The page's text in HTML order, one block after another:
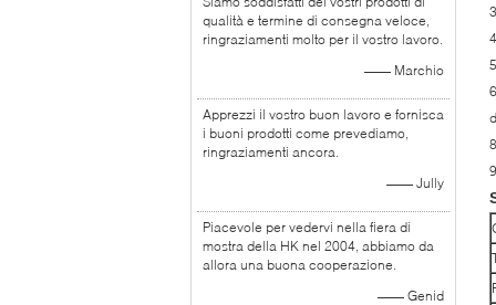
qualità e termine di consegna veloce,
ringraziamenti molto per il vostro lavoro.
—— Marchio
Apprezzi il vostro buon lavoro e fornisca
i buoni prodotti come prevediamo,
ringraziamenti ancora.
—— Jully
Piacevole per vedervi nella fiera di
mostra della HK nel 2004, abbiamo da
allora una buona cooperazione.
—— Genid